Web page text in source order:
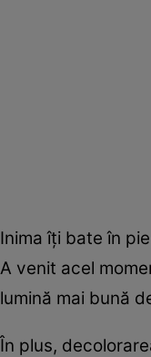
Inima îţi bate în
A venit acel
lumină mai bună
În plus,